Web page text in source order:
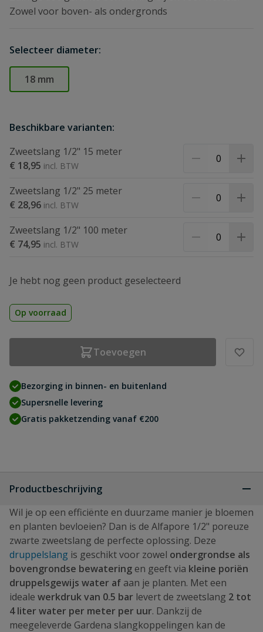
Zowel voor boven- als ondergronds
Selecteer diameter:
18 mm
Beschikbare varianten:
Zweetslang 1/2" 15 meter
€ 18,95
Zweetslang 1/2" 25 meter
€ 28,96
Zweetslang 1/2" 100 meter
€ 74,95
Je hebt nog geen product geselecteerd
Op voorraad
Toevoegen
Bezorging in binnen- en buitenland
Supersnelle levering
Gratis pakketzending vanaf €200
Productbeschrijving
Wil je op een efficiënte en duurzame manier je bloemen
en planten bevloeien? Dan is de Alfapore 1/2" poreuze
zwarte zweetslang de perfecte oplossing. Deze
druppelslang is geschikt voor zowel ondergrondse als
bovengrondse bewatering en geeft via kleine poriën
druppelsgewijs water af aan je planten. Met een
ideale werkdruk van 0.5 bar levert de zweetslang 2 tot
4 liter water per meter per uur. Dankzij de
meegeleverde Gardena slangkoppelingen kan de